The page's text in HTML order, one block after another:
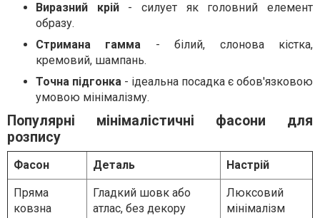
Виразний крій- силует як головний елемент
образу.
Стримана гамма - білий, слонова кістка,
кремовий, шампань.
Точна підгонка - ідеальна посадка є обов'язковою
умовою мінімалізму.
Популярні мінімалістичні фасони для
розпису
Фасон Деталь Настрій
Пряма
ковзна
Гладкий шовк або
атлас, без декору
Люксовий
мінімалізм